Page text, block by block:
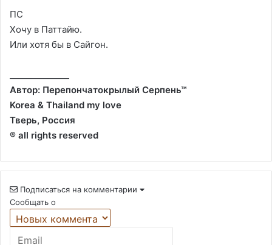
ПС
Хочу в Паттайю.
Или хотя бы в Сайгон.
Автор: Перепончатокрылый Серпень™
Korea & Thailand my love
Тверь, Россия
® all rights reserved
Подписаться на комментарии
Сообщать о